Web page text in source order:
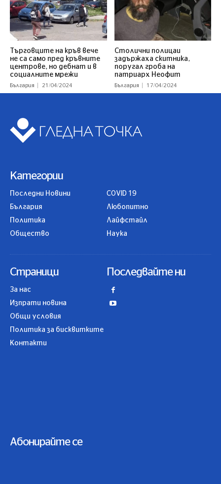
Търговците на кръв вече
не са само пред кръвните
центрове, но дебнат и в
социалните мрежи
България 21/04/2024
Столични полицаи
задържаха скитника,
поругал гроба на
патриарх Неофит
България 17/04/2024
Категории
Последни Новини
България
Политика
Общество
COVID 19
Любопитно
Лайфстайл
Наука
Страници
За нас
Изпрати новина
Общи условия
Политика за бисквитките
Контакти
Последвайте ни
Абонирайте се